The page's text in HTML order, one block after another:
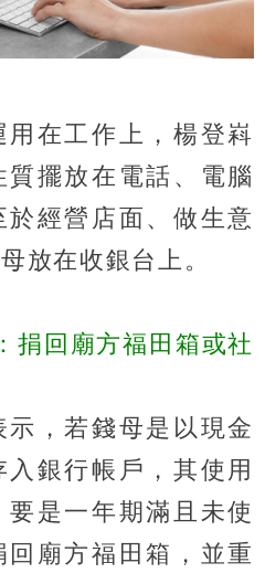
在工作上，楊登嵙
擺放在電話、電腦
經營店面、做生意
放在收銀台上。
捐回廟方福田箱或社
，若錢母是以現金
銀行帳戶，其使用
是一年期滿且未使
廟方福田箱，並重